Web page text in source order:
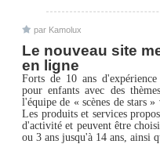
par Kamolux
Le nouveau site
en ligne
Forts de 10 ans
pour enfants avec des
l'équipe de « scènes de stars
Les produits et services
d'activité et peuvent être
ou 3 ans jusqu'à 14 ans, ainsi